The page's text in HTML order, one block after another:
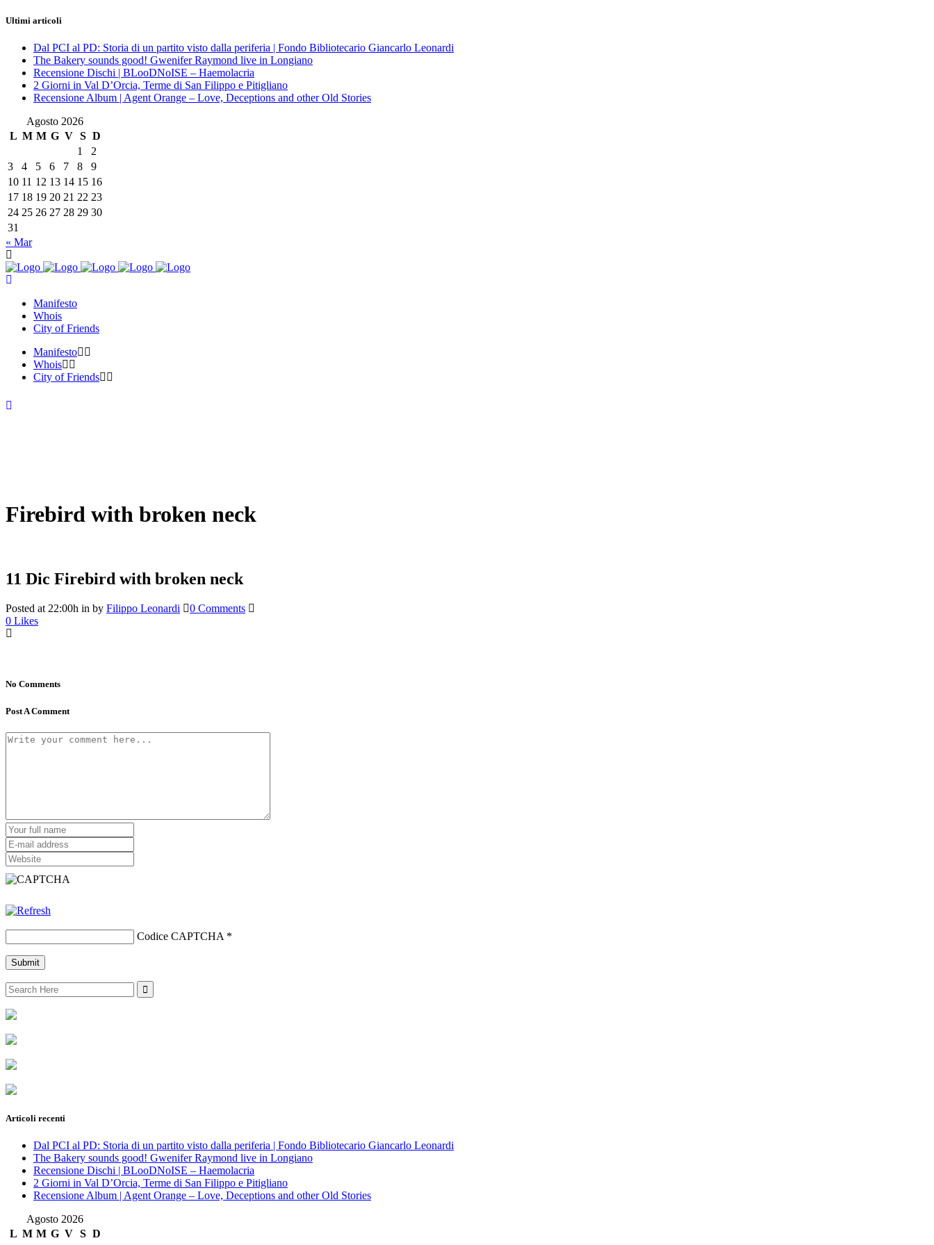
Ultimi articoli
Dal PCI al PD: Storia di un partito visto dalla periferia | Fondo Bibliotecario Giancarlo Leonardi
The Bakery sounds good! Gwenifer Raymond live in Longiano
Recensione Dischi | BLooDNoISE – Haemolacria
2 Giorni in Val D’Orcia, Terme di San Filippo e Pitigliano
Recensione Album | Agent Orange – Love, Deceptions and other Old Stories
Agosto 2026
L M M G V S D
1
2
3
4 5 6 7 8
9
10 11 12 13 14 15 16
17 18 19 20 21 22 23
24 25 26 27 28 29 30
31
« Mar
Manifesto
Whois
City of Friends
Manifesto
Whois
City of Friends
Firebird with broken neck
11 Dic Firebird with broken neck
Posted at 22:00h in by Filippo Leonardi
0 Comments
0 Likes
No Comments
Post A Comment
Codice CAPTCHA *
Search
for:
Articoli recenti
Dal PCI al PD: Storia di un partito visto dalla periferia | Fondo Bibliotecario Giancarlo Leonardi
The Bakery sounds good! Gwenifer Raymond live in Longiano
Recensione Dischi | BLooDNoISE – Haemolacria
2 Giorni in Val D’Orcia, Terme di San Filippo e Pitigliano
Recensione Album | Agent Orange – Love, Deceptions and other Old Stories
Agosto 2026
L M M G V S D